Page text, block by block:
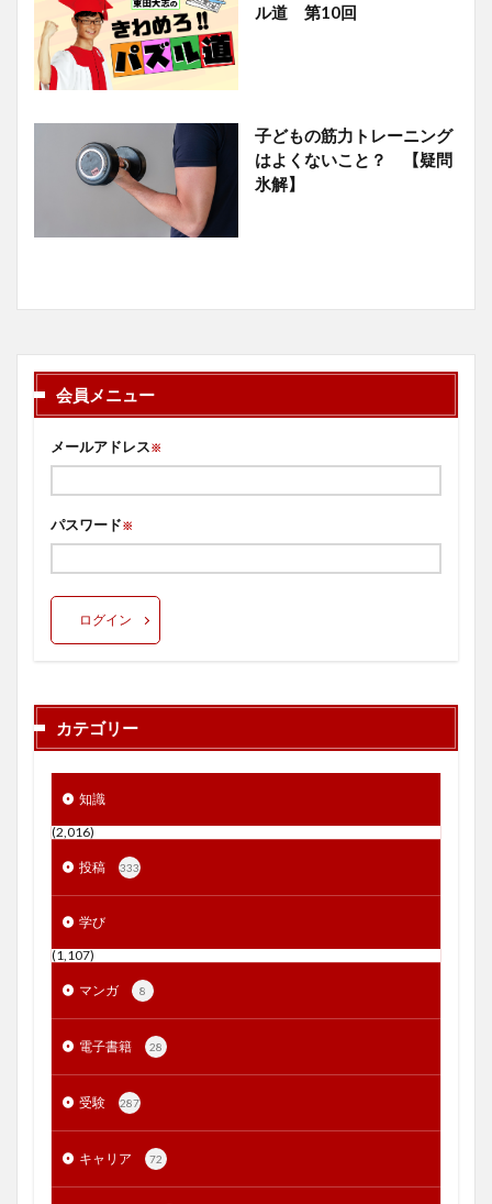
ル道 第10回
子どもの筋力トレーニング
はよくないこと？ 【疑問
氷解】
会員メニュー
メールアドレス※
パスワード※
ログイン
カテゴリー
知識
(2,016)
投稿 333
学び
(1,107)
マンガ 8
電子書籍 28
受験 287
キャリア 72